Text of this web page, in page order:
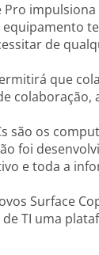
Pro
equipamento
de
que
são os
foi
e toda a
Surface
TI uma